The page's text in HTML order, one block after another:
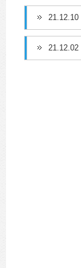
21.12.10
21.12.02